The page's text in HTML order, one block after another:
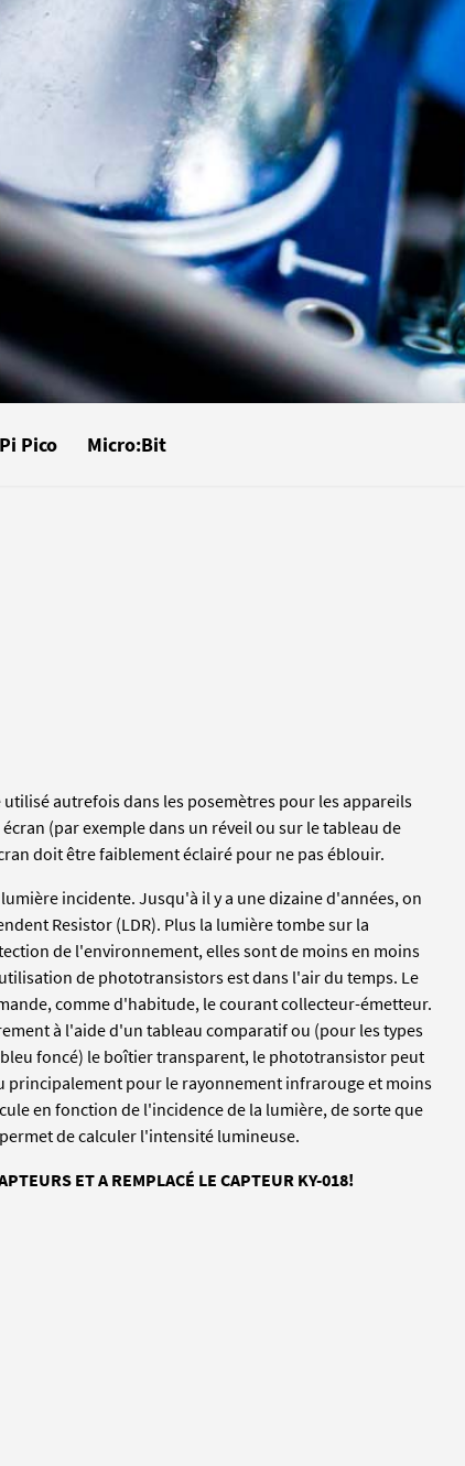
Pico Micro:Bit
autrefois dans les posemètres pour les appareils
(par exemple dans un réveil ou sur le tableau de
doit être faiblement éclairé pour ne pas éblouir.
incidente. Jusqu'à il y a une dizaine d'années, on
Resistor (LDR). Plus la lumière tombe sur la
de l'environnement, elles sont de moins en moins
de phototransistors est dans l'air du temps. Le
comme d'habitude, le courant collecteur-émetteur.
à l'aide d'un tableau comparatif ou (pour les types
foncé) le boîtier transparent, le phototransistor peut
pour le rayonnement infrarouge et moins
en fonction de l'incidence de la lumière, de sorte que
de calculer l'intensité lumineuse.
ET A REMPLACÉ LE CAPTEUR KY-018!